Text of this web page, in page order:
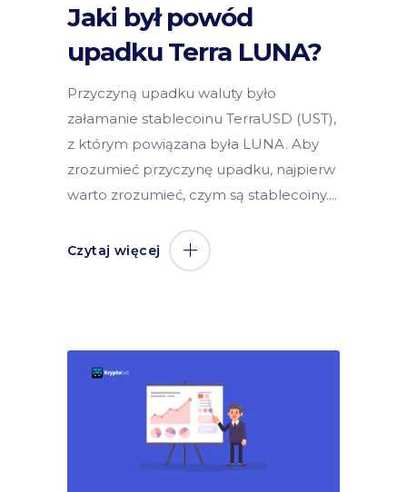
Jaki był powód
upadku Terra LUNA?
Przyczyną upadku waluty było
załamanie stablecoinu TerraUSD (UST),
z którym powiązana była LUNA. Aby
zrozumieć przyczynę upadku, najpierw
warto zrozumieć, czym są stablecoiny.
Czytaj więcej